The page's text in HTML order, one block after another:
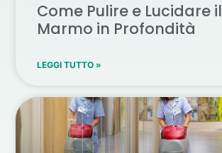
Come Pulire e Lucidare il
Marmo in Profondità
LEGGI TUTTO »